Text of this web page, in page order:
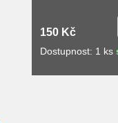
150 Kč
Dostupnost: 1 ks